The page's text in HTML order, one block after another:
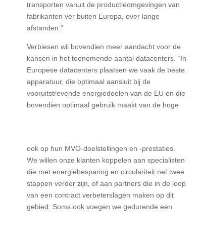
transporten vanuit de productieomgevingen van
fabrikanten ver buiten Europa, over lange
afstanden.”
Verbiesen wil bovendien meer aandacht voor de
kansen in het toenemende aantal datacenters. “In
Europese datacenters plaatsen we vaak de beste
apparatuur, die optimaal aansluit bij de
vooruitstrevende energiedoelen van de EU en die
bovendien optimaal gebruik maakt van de hoge
ook op hun MVO-doelstellingen en -prestaties.
We willen onze klanten koppelen aan specialisten
die met energiebesparing en circulariteit net twee
stappen verder zijn, of aan partners die in de loop
van een contract verbeterslagen maken op dit
gebied. Soms ook voegen we gedurende een